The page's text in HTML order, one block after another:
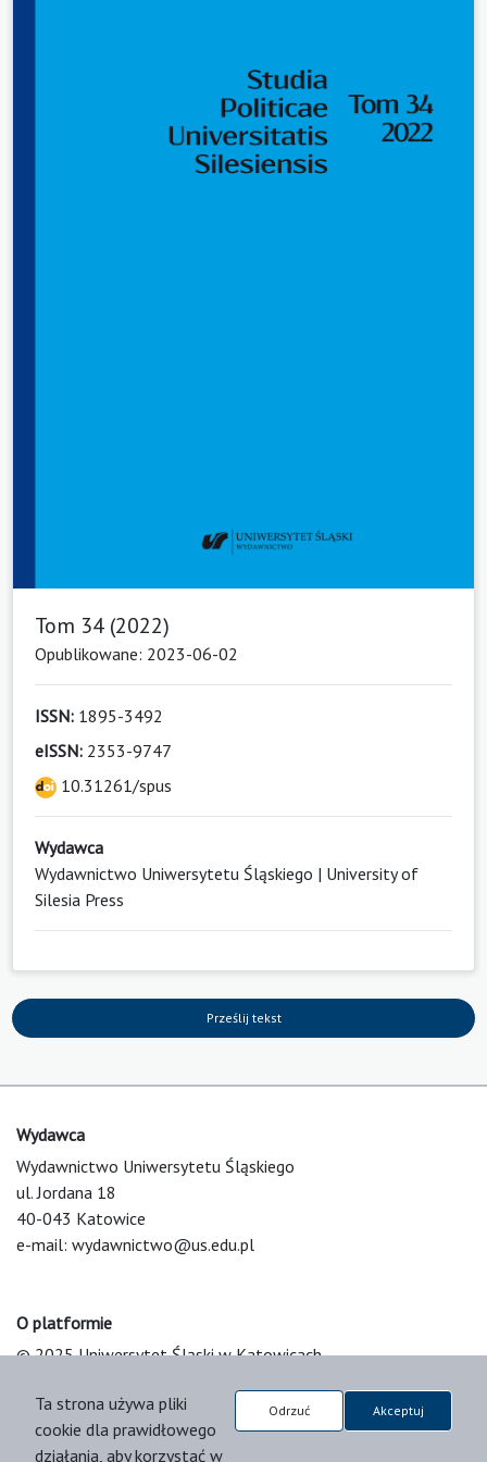
Tom 34 (2022)
Opublikowane: 2023-06-02
ISSN: 1895-3492
eISSN: 2353-9747
10.31261/spus
Wydawca
Wydawnictwo Uniwersytetu Śląskiego | University of
Silesia Press
Prześlij tekst
Wydawca
Wydawnictwo Uniwersytetu Śląskiego
ul. Jordana 18
40-043 Katowice
e-mail: wydawnictwo@us.edu.pl
O platformie
© 2025 Uniwersytet Śląski w Katowicach
Platform & Workflow by OJS/PKP
Ta strona używa pliki
cookie dla prawidłowego
działania, aby korzystać w
Odrzuć Akceptuj